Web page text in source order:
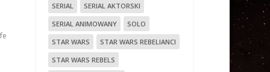
SERIAL
SERIAL AKTORSKI
SERIAL ANIMOWANY
SOLO
STAR WARS
STAR WARS REBELIANCI
STAR WARS REBELS